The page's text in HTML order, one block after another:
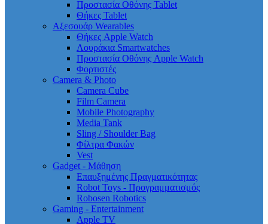
Προστασία Οθόνης Tablet
Θήκες Tablet
Αξεσουάρ Wearables
Θήκες Apple Watch
Λουράκια Smartwatches
Προστασία Οθόνης Apple Watch
Φορτιστές
Camera & Photo
Camera Cube
Film Camera
Mobile Photography
Media Tank
Sling / Shoulder Bag
Φίλτρα Φακών
Vest
Gadget - Μάθηση
Επαυξημένης Πραγματικότητας
Robot Toys - Προγραμματισμός
Robosen Robotics
Gaming - Entertainment
Apple TV